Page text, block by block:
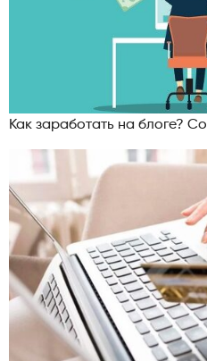
Как заработать на блоге?